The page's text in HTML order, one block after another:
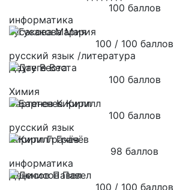
100 баллов
информатика
Гусакова Мария
100 / 100 баллов
русский язык /литература
Дауге Веста
100 баллов
Химия
Бартенев Кирилл
100 баллов
русский язык
Кирилл Грачёв
98 баллов
информатика
Денисов Павел
100 / 100 баллов